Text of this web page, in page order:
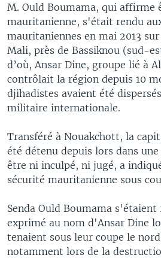
M. Ould Boumama, qui affirme
mauritanienne, s'était rendu
mauritaniennes en mai 2013
Mali, près de Bassiknou (sud-
d’où, Ansar Dine, groupe lié à
contrôlait la région depuis 10
djihadistes avaient été
militaire internationale.
Transféré à Nouakchott, la
été détenu depuis lors dans
être ni inculpé, ni jugé, a
sécurité mauritanienne sous
Senda Ould Boumama
exprimé au nom d'Ansar Dine
tenaient sous leur coupe le
notamment lors de la